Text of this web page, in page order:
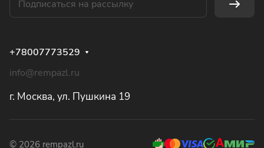
+78007773529
info@rempazl.ru
г. Москва, ул. Пушкина 19
© 2026 rempazl.ru